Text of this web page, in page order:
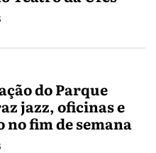
do Parque
jazz, oficinas e
no fim de semana